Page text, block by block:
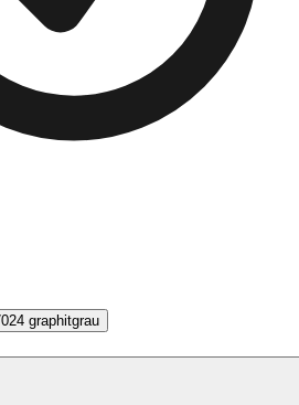
graphitgrau